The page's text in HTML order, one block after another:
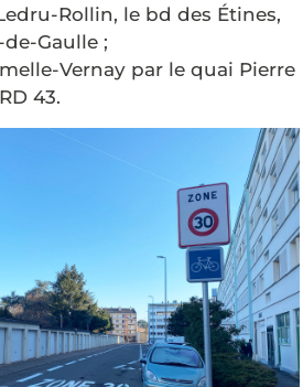
Rollin, le bd des Étines,
Gaulle ;
Vernay par le quai Pierre
43.